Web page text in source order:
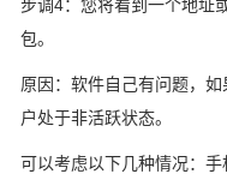
步调4：您将看到一个地址
包。
原因：软件自己有问题，
户处于非活跃状态。
可以考虑以下几种情况：手